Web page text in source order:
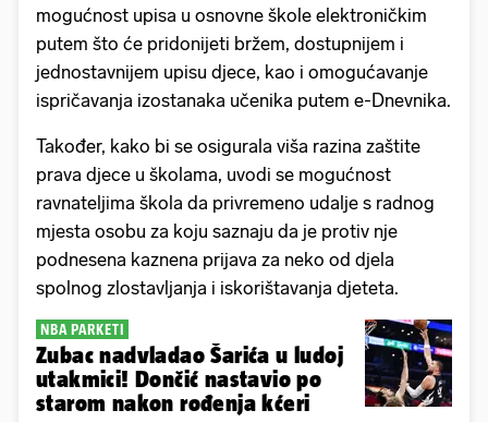
mogućnost upisa u osnovne škole elektroničkim
putem što će pridonijeti bržem, dostupnijem i
jednostavnijem upisu djece, kao i omogućavanje
ispričavanja izostanaka učenika putem e-Dnevnika.
Također, kako bi se osigurala viša razina zaštite
prava djece u školama, uvodi se mogućnost
ravnateljima škola da privremeno udalje s radnog
mjesta osobu za koju saznaju da je protiv nje
podnesena kaznena prijava za neko od djela
spolnog zlostavljanja i iskorištavanja djeteta.
NBA PARKETI
Zubac nadvladao Šarića u ludoj
utakmici! Dončić nastavio po
starom nakon rođenja kćeri